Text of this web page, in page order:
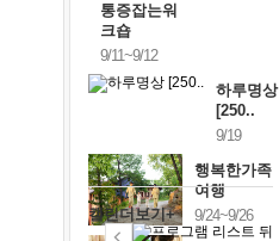
통증잡는워
크숍
9/11~9/12
하루명상
[250..
9/19
행복한가족
여행
9/24~9/26
캘린더보기+